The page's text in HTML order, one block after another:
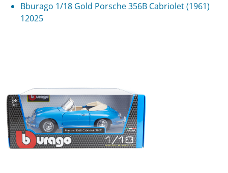
Bburago 1/18 Gold Porsche 356B Cabriolet (1961)
12025